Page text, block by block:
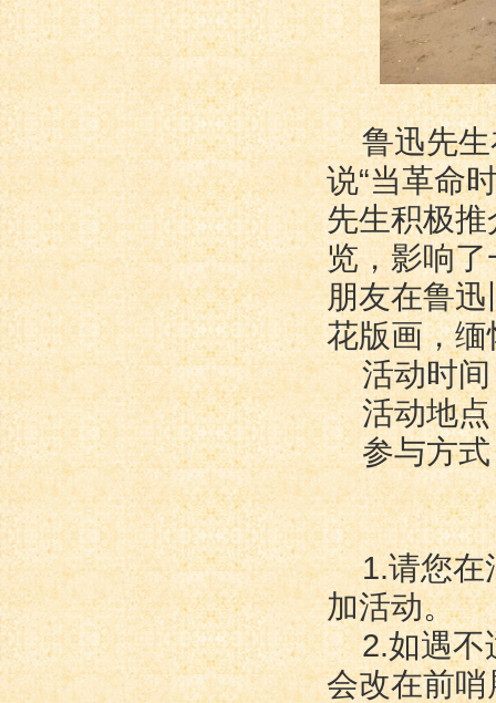
鲁迅先
说“当革命
先生积极
览，影响
朋友在鲁
花版画，
活动时
活动地
参与方
1.请您在
加活动。
2.如遇不
会改在前